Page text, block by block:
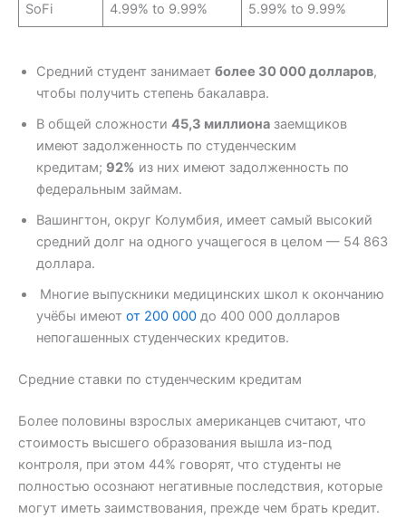
SoFi 4.99% to 9.99% 5.99% to 9.99%
Средний студент занимает более 30 000 долларов,
чтобы получить степень бакалавра.
В общей сложности 45,3 миллиона заемщиков
имеют задолженность по студенческим
кредитам; 92% из них имеют задолженность по
федеральным займам.
Вашингтон, округ Колумбия, имеет самый высокий
средний долг на одного учащегося в целом — 54 863
доллара.
Многие выпускники медицинских школ к окончанию
учёбы имеют от 200 000 до 400 000 долларов
непогашенных студенческих кредитов.
Средние ставки по студенческим кредитам
Более половины взрослых американцев считают, что
стоимость высшего образования вышла из-под
контроля, при этом 44% говорят, что студенты не
полностью осознают негативные последствия, которые
могут иметь заимствования, прежде чем брать кредит.